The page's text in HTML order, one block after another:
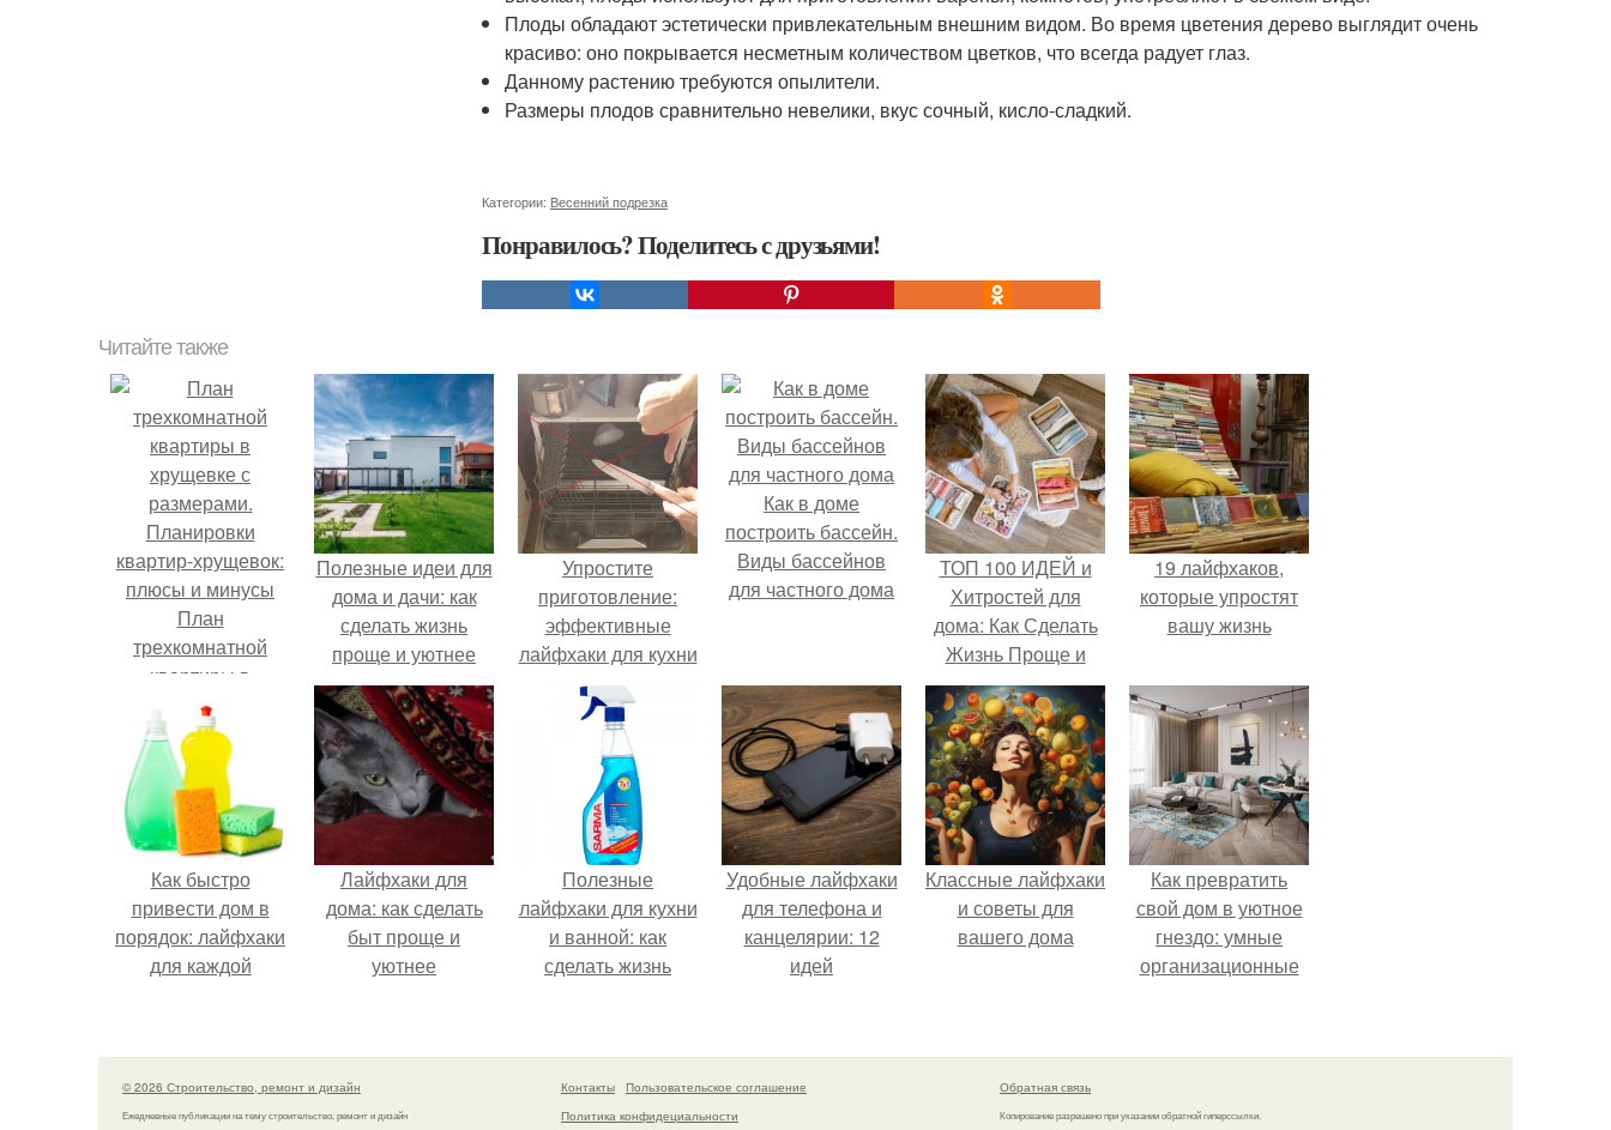
Плоды обладают эстетически привлекательным внешним видом. Во время цветения дерево выглядит очень
красиво: оно покрывается несметным количеством цветков, что всегда радует глаз.
Данному растению требуются опылители.
Размеры плодов сравнительно невелики, вкус сочный, кисло-сладкий.
Категории: Весенний подрезка
Понравилось? Поделитесь с друзьями!
Читайте также
План
трехкомнатной
квартиры в
хрущевке с
размерами.
Планировки
квартир-хрущевок:
плюсы и минусы
Полезные идеи для
дома и дачи: как
сделать жизнь
проще и уютнее
Упростите
приготовление:
эффективные
лайфхаки для кухни
Как в доме
построить бассейн.
Виды бассейнов
для частного дома
ТОП 100 ИДЕЙ и
Хитростей для
дома: Как Сделать
Жизнь Проще и
Удобнее
19 лайфхаков,
которые упростят
вашу жизнь
Как быстро
привести дом в
порядок: лайфхаки
для каждой
Лайфхаки для
дома: как сделать
быт проще и
уютнее
Полезные
лайфхаки для кухни
и ванной: как
сделать жизнь
Удобные лайфхаки
для телефона и
канцелярии: 12
идей
Классные лайфхаки
и советы для
вашего дома
Как превратить
свой дом в уютное
гнездо: умные
организационные
© 2026 Строительство, ремонт и дизайн
Ежедневные публикации на тему строительство, ремонт и дизайн
Контакты
Пользовательское соглашение
Политика конфидециальности
Обратная связь
Копирование разрешено при указании обратной гиперссылки.